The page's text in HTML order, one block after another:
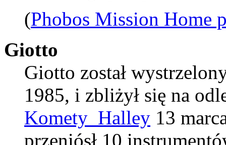
(Phobos Mission Home
Giotto
Giotto został
1985, i zbliżył się na
Komety Halley 13
przeniósł 10